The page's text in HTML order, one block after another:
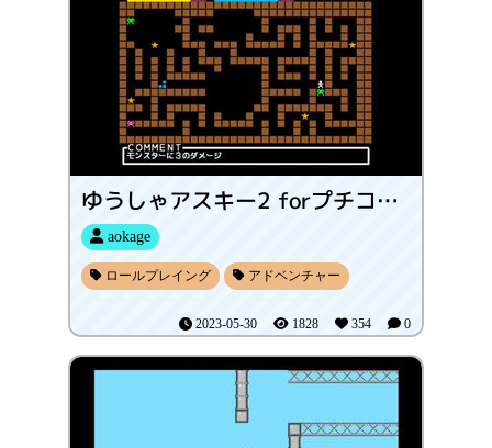
ゆうしゃアスキー2 forプチコン4
aokage
ロールプレイング アドベンチャー
2023-05-30 1828 354 0